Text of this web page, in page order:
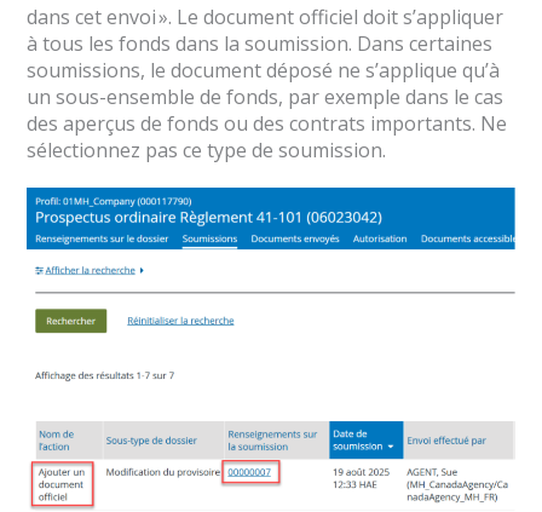
dans cet envoi ». Le document officiel doit s’appliquer
à tous les fonds dans la soumission. Dans certaines
soumissions, le document déposé ne s’applique qu’à
un sous-ensemble de fonds, par exemple dans le cas
des aperçus de fonds ou des contrats importants. Ne
sélectionnez pas ce type de soumission.